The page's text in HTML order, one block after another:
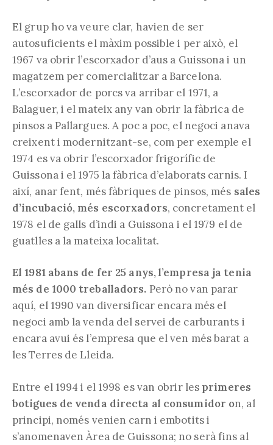
El grup ho va veure clar, havien de ser
autosuficients el màxim possible i per això, el
1967 va obrir l’escorxador d’aus a Guissona i un
magatzem per comercialitzar a Barcelona.
L’escorxador de porcs va arribar el 1971, a
Balaguer, i el mateix any van obrir la fàbrica de
pinsos a Pallargues. A poc a poc, el negoci anava
creixent i modernitzant-se, com per exemple el
1974 es va obrir l’escorxador frigorífic de
Guissona i el 1975 la fàbrica d’elaborats carnis. I
així, anar fent, més fàbriques de pinsos, més sales
d’incubació, més escorxadors, concretament el
1978 el de galls d’indi a Guissona i el 1979 el de
guatlles a la mateixa localitat.
El 1981 abans de fer 25 anys, l’empresa ja tenia
més de 1000 treballadors. Però no van parar
aquí, el 1990 van diversificar encara més el
negoci amb la venda del servei de carburants i
encara avui és l’empresa que el ven més barat a
les Terres de Lleida.
Entre el 1994 i el 1998 es van obrir les primeres
botigues de venda directa al consumidor on, al
principi, només venien carn i embotits i
s’anomenaven Àrea de Guissona; no serà fins al